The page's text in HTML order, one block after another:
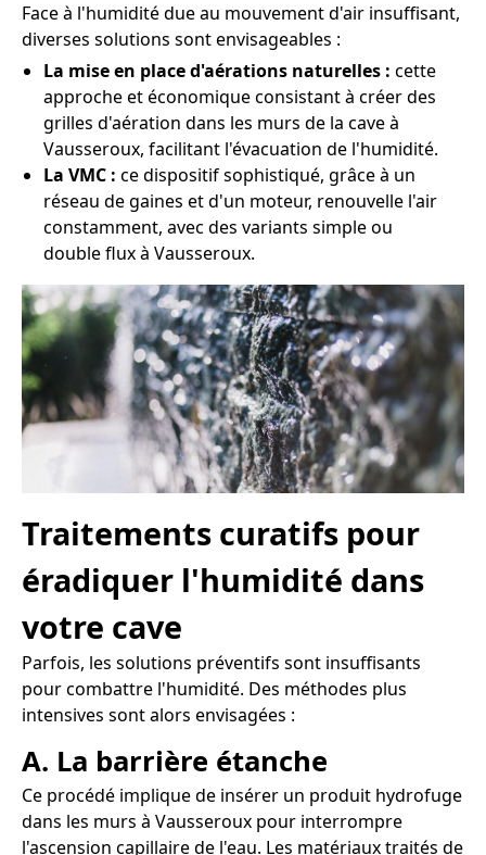
Face à l'humidité due au mouvement d'air insuffisant,
diverses solutions sont envisageables :
La mise en place d'aérations naturelles : cette
approche et économique consistant à créer des
grilles d'aération dans les murs de la cave à
Vausseroux, facilitant l'évacuation de l'humidité.
La VMC : ce dispositif sophistiqué, grâce à un
réseau de gaines et d'un moteur, renouvelle l'air
constamment, avec des variants simple ou
double flux à Vausseroux.
Traitements curatifs pour
éradiquer l'humidité dans
votre cave
Parfois, les solutions préventifs sont insuffisants
pour combattre l'humidité. Des méthodes plus
intensives sont alors envisagées :
A. La barrière étanche
Ce procédé implique de insérer un produit hydrofuge
dans les murs à Vausseroux pour interrompre
l'ascension capillaire de l'eau. Les matériaux traités de